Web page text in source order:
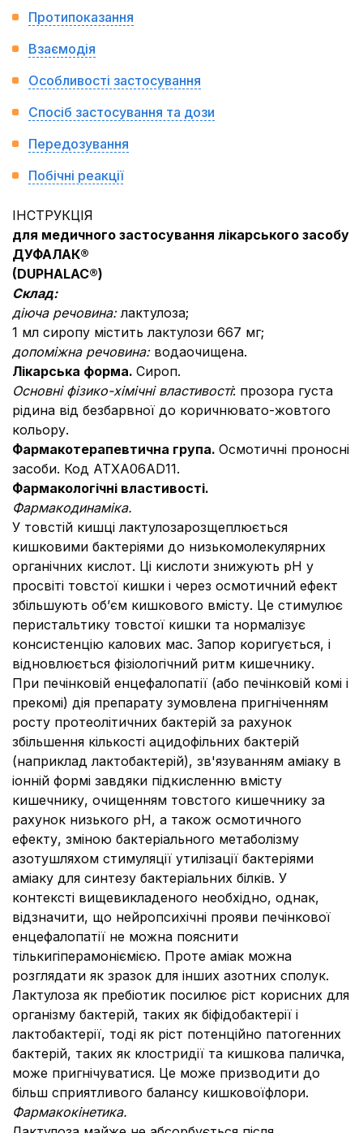
Протипоказання
Взаємодія
Особливості застосування
Спосіб застосування та дози
Передозування
Побічні реакції
ІНСТРУКЦІЯ
для медичного застосування лікарського засобу
ДУФАЛАК®
(DUPHALAC®)
Склад:
діюча речовина:лактулоза;
1 мл сиропу містить лактулози 667 мг;
допоміжна речовина: водаочищена.
Лікарська форма. Сироп.
Основні фізико-хімічні властивості: прозора густа
рідина від безбарвної до коричнювато-жовтого
кольору.
Фармакотерапевтична група. Осмотичні проносні
засоби. Код АТХА06АD11.
Фармакологічні властивості.
Фармакодинаміка.
У товстій кишці лактулозарозщеплюється
кишковими бактеріями до низькомолекулярних
органічних кислот. Ці кислоти знижують рН у
просвіті товстої кишки і через осмотичний ефект
збільшують об’єм кишкового вмісту. Це стимулює
перистальтику товстої кишки та нормалізує
консистенцію калових мас. Запор коригується, і
відновлюється фізіологічний ритм кишечнику.
При печінковій енцефалопатії (або печінковій комі і
прекомі) дія препарату зумовлена пригніченням
росту протеолітичних бактерій за рахунок
збільшення кількості ацидофільних бактерій
(наприклад лактобактерій), зв'язуванням аміаку в
іонній формі завдяки підкисленню вмісту
кишечнику, очищенням товстого кишечнику за
рахунок низького рН, а також осмотичного
ефекту, зміною бактеріального метаболізму
азотушляхом стимуляції утилізації бактеріями
аміаку для синтезу бактеріальних білків. У
контексті вищевикладеного необхідно, однак,
відзначити, що нейропсихічні прояви печінкової
енцефалопатії не можна пояснити
тількигіперамоніємією. Проте аміак можна
розглядати як зразок для інших азотних сполук.
Лактулоза як пребіотик посилює ріст корисних для
організму бактерій, таких як біфідобактерії і
лактобактерії, тоді як ріст потенційно патогенних
бактерій, таких як клостридії та кишкова паличка,
може пригнічуватися. Це може призводити до
більш сприятливого балансу кишковоїфлори.
Фармакокінетика.